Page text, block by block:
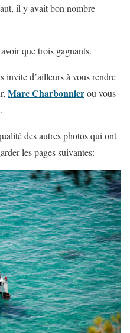
il y avait bon nombre
que trois gagnants.
invite d’ailleurs à vous rendre
Marc Charbonnierou vous
des autres photos qui ont
les pages suivantes: